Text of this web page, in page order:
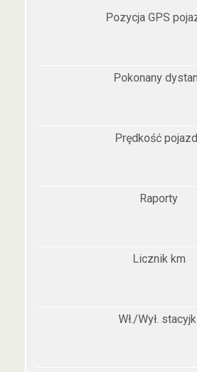
Pozycja GPS
Pokonany
Prędkość
Raporty
Licznik km
Wł./Wył.